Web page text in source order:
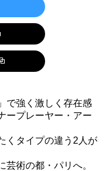
で強く激しく存在感
ープレーヤー・アー
くタイプの違う2人が
術の都・パリへ。